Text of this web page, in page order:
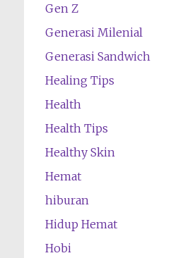
Gen Z
Generasi Milenial
Generasi Sandwich
Healing Tips
Health
Health Tips
Healthy Skin
Hemat
hiburan
Hidup Hemat
Hobi